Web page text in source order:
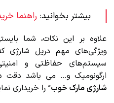
بیشتر بخوانید: راهنما
علاوه بر این نکات، شما
ویژگی‌های مهم دریل شارژی
سیستم‌های حفاظتی و
ارگونومیک و… می باشد دقت
شارژی مارک خوب” را خریداری